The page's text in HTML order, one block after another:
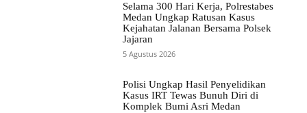
Selama 300 Hari Kerja, Polrestabes
Medan Ungkap Ratusan Kasus
Kejahatan Jalanan Bersama Polsek
Jajaran
5 Agustus 2026
Polisi Ungkap Hasil Penyelidikan
Kasus IRT Tewas Bunuh Diri di
Komplek Bumi Asri Medan